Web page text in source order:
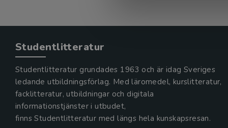
Studentlitteratur
Studentlitteratur grundades 1963 och är idag Sveriges
ledande utbildningsförlag. Med läromedel, kurslitteratur,
facklitteratur, utbildningar och digitala
informationstjänster i utbudet,
finns Studentlitteratur med längs hela kunskapsresan.